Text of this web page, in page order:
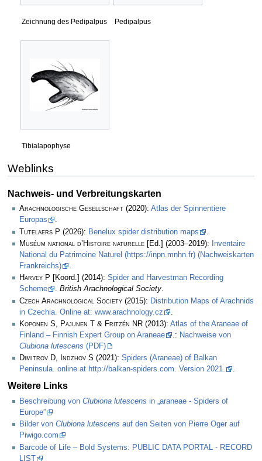
Zeichnung des Pedipalpus Pedipalpus
Tibialapophyse
Weblinks
Nachweis- und Verbreitungskarten
Arachnologische Gesellschaft (2020): Atlas der Spinnentiere
Europas
.
Tutelaers P (2026): Benelux spider distribution maps
Muséum national d’Histoire naturelle [Ed.] (2003–2019):
Inventaire
National du Patrimoine Naturel (https://inpn.mnhn.fr) (Nachweiskarten
Frankreichs)
.
Harvey P [Koord.] (2014): Spider and Harvestman Recording
Scheme
. British Arachnological Society.
Czech Arachnological Society (2015): Distribution Maps of Arachnids
in Czechia. Online at: www.arachnology.cz
Koponen S, Pajunen T & Fritzén NR (2013): Atlas of the Araneae of
Finland – Finnish Expert Group on Araneae
.: Nachweise von
Clubiona lutescens (PDF)
Dimitrov D, Indzhov S (2021): Spiders (Araneae) of Balkan
Peninsula. online at http://balkan-spiders.com. Version 2021.
.
Weitere Links
Beschreibung von Clubiona lutescens in „araneae - Spiders of
Europe”
Bilder von Clubiona lutescens auf den Seiten von Pierre Oger auf
Piwigo.com
Barcode of Life – Bold Systems: PUBLIC DATA PORTAL - RECORD
LIST